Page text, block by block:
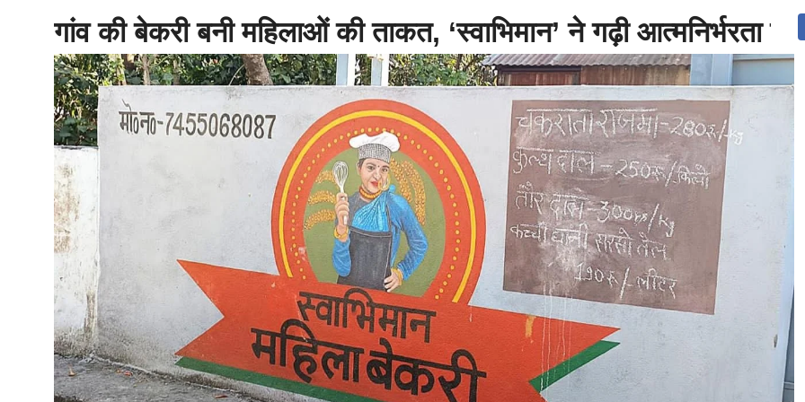
होम उत्तराखंड देश दुनिया संपर्क करें
गांव की बेकरी बनी महिलाओं की ताकत, ‘स्वाभिमान’ ने गढ़ी आत्मनिर्भरता